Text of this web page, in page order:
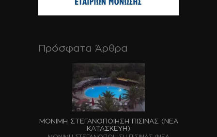
Πρόσφατα Άρθρα
ΜΟΝΙΜΗ ΣΤΕΓΑΝΟΠΟΙΗΣΗ ΠΙΣΙΝΑΣ (ΝΕΑ
ΚΑΤΑΣΚΕΥΗ)